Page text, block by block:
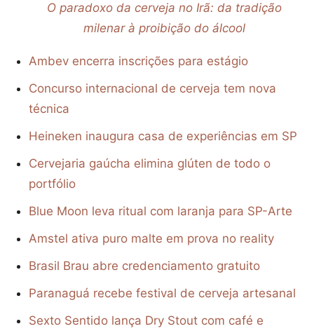
O paradoxo da cerveja no Irã: da tradição
milenar à proibição do álcool
Ambev encerra inscrições para estágio
Concurso internacional de cerveja tem nova
técnica
Heineken inaugura casa de experiências em SP
Cervejaria gaúcha elimina glúten de todo o
portfólio
Blue Moon leva ritual com laranja para SP-Arte
Amstel ativa puro malte em prova no reality
Brasil Brau abre credenciamento gratuito
Paranaguá recebe festival de cerveja artesanal
Sexto Sentido lança Dry Stout com café e